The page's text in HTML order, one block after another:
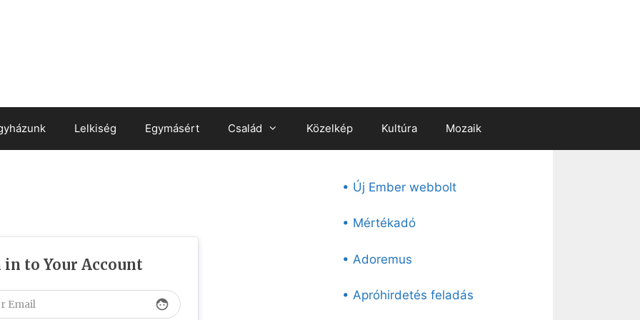
Lelkiség Egymásért Család Közelkép Kultúra Mozaik
in to Your Account
face
• Új Ember webbolt
• Mértékadó
• Adoremus
• Apróhirdetés feladás